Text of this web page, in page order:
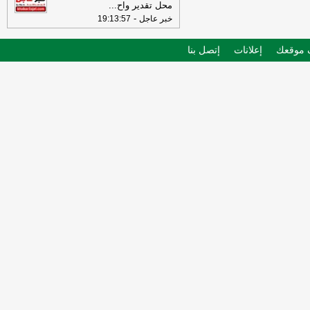
محل تقدير واح...
خبر عاجل -
19:13:57
موقعك إعلانات إتصل بنا